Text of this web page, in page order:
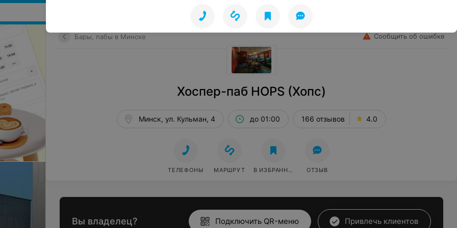
Бары, пабы в Минске Сообщить об ошибке
Хоспер-паб HOPS (Хопс)
Минск, ул. Кульман, 4 до 01:00 166 отзывов 4.0
ТЕЛЕФОНЫ МАРШРУТ В ИЗБРАННОЕ ОТЗЫВ
Вы владелец? Подключить QR-меню Привлечь клиентов